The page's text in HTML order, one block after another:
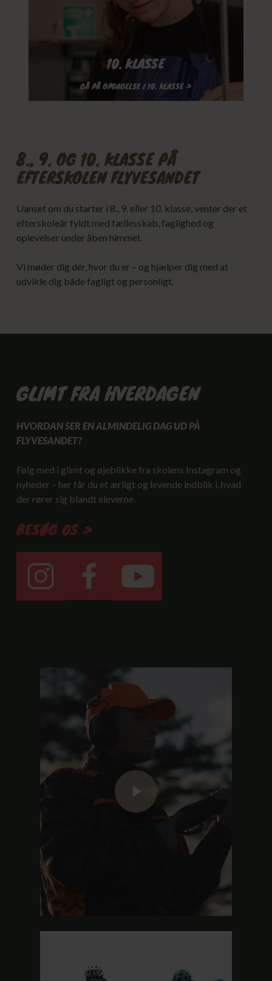
10. KLASSE
GÅ PÅ OPDAGELSE I 10. KLASSE >
8., 9. OG 10. KLASSE PÅ
EFTERSKOLEN FLYVESANDET
Uanset om du starter i 8., 9. eller 10. klasse, venter der et
efterskoleår fyldt med fællesskab, faglighed og
oplevelser under åben himmel.
Vi møder dig dér, hvor du er – og hjælper dig med at
udvikle dig både fagligt og personligt.
GLIMT FRA HVERDAGEN
HVORDAN SER EN ALMINDELIG DAG UD PÅ
FLYVESANDET?
Følg med i glimt og øjeblikke fra skolens Instagram og
nyheder – her får du et ærligt og levende indblik i, hvad
der rører sig blandt eleverne.
BESØG OS >
Play Video